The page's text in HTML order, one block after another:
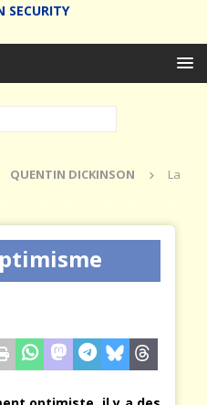
SECURITY
QUENTIN DICKINSON
La